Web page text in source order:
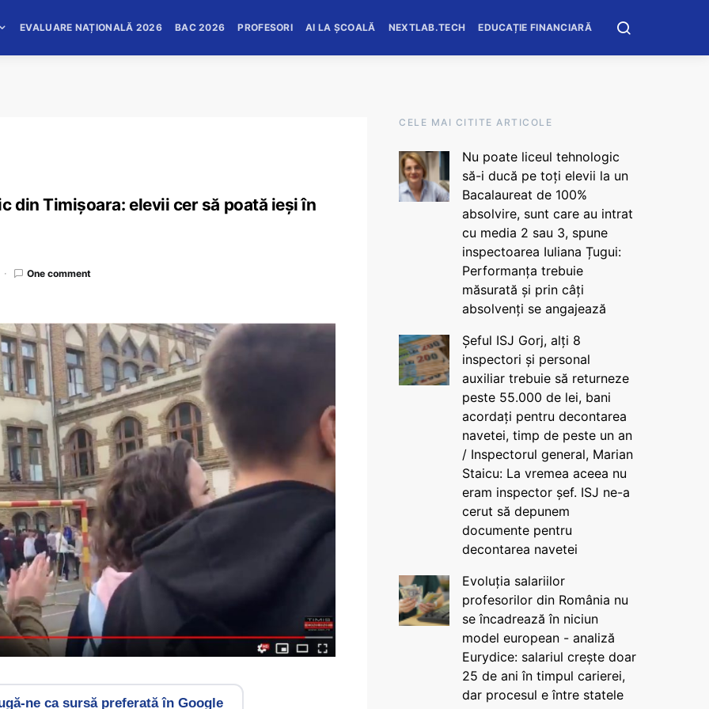
EVALUARE NAȚIONALĂ 2026 BAC 2026 PROFESORI AI LA ȘCOALĂ NEXTLAB.TECH EDUCAȚIE FINANCIARĂ
din Timișoara: elevii cer să poată ieși în
One comment
ne ca sursă preferată în Google
CELE MAI CITITE ARTICOLE
Nu poate liceul tehnologic
să-i ducă pe toți elevii la un
Bacalaureat de 100%
absolvire, sunt care au intrat
cu media 2 sau 3, spune
inspectoarea Iuliana Țugui:
Performanța trebuie
măsurată și prin câți
absolvenți se angajează
Șeful ISJ Gorj, alți 8
inspectori și personal
auxiliar trebuie să returneze
peste 55.000 de lei, bani
acordați pentru decontarea
navetei, timp de peste un an
/ Inspectorul general, Marian
Staicu: La vremea aceea nu
eram inspector șef. ISJ ne-a
cerut să depunem
documente pentru
decontarea navetei
Evoluția salariilor
profesorilor din România nu
se încadrează în niciun
model european - analiză
Eurydice: salariul crește doar
25 de ani în timpul carierei,
dar procesul e între statele